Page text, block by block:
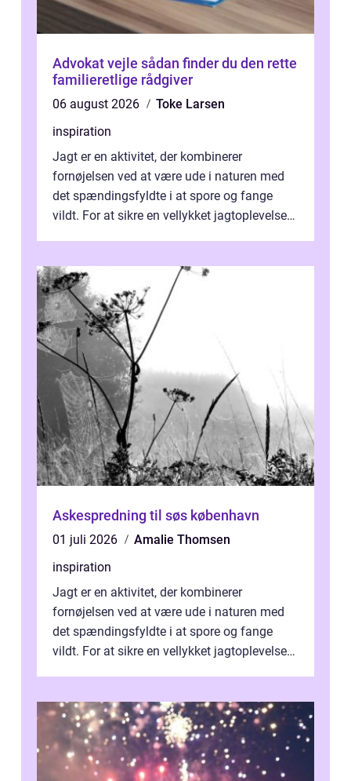
Advokat vejle sådan finder du den rette
familieretlige rådgiver
06 august 2026
Toke Larsen
inspiration
Jagt er en aktivitet, der kombinerer
fornøjelsen ved at være ude i naturen med
det spændingsfyldte i at spore og fange
vildt. For at sikre en vellykket jagtoplevelse
Askespredning til søs københavn
01 juli 2026
Amalie Thomsen
inspiration
Jagt er en aktivitet, der kombinerer
fornøjelsen ved at være ude i naturen med
det spændingsfyldte i at spore og fange
vildt. For at sikre en vellykket jagtoplevelse